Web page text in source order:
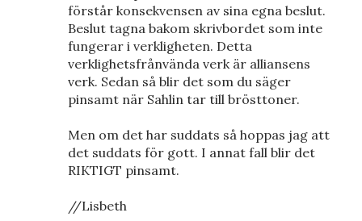
förstår konsekvensen av sina egna beslut.
Beslut tagna bakom skrivbordet som inte
fungerar i verkligheten. Detta
verklighetsfrånvända verk är alliansens
verk. Sedan så blir det som du säger
pinsamt när Sahlin tar till brösttoner.
Men om det har suddats så hoppas jag att
det suddats för gott. I annat fall blir det
RIKTIGT pinsamt.
//Lisbeth